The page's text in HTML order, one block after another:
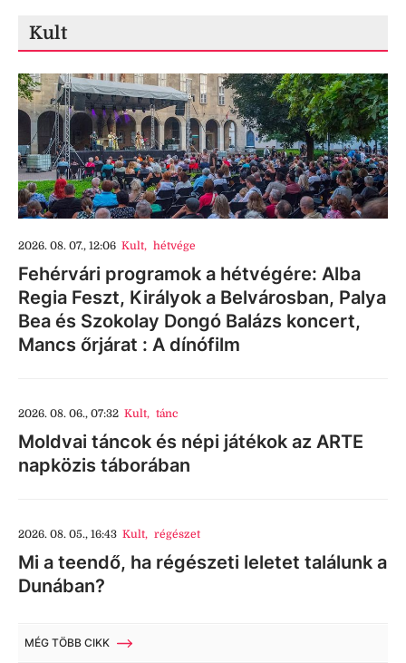
Kult
2026. 08. 07., 12:06 Kult, hétvége
Fehérvári programok a hétvégére: Alba
Regia Feszt, Királyok a Belvárosban, Palya
Bea és Szokolay Dongó Balázs koncert,
Mancs őrjárat : A dínófilm
2026. 08. 06., 07:32 Kult, tánc
Moldvai táncok és népi játékok az ARTE
napközis táborában
2026. 08. 05., 16:43 Kult, régészet
Mi a teendő, ha régészeti leletet találunk a
Dunában?
MÉG TÖBB CIKK